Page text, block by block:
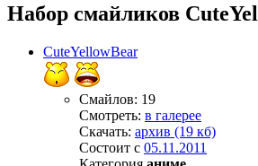
Набор смайликов
CuteYellowBear
Смайлов: 19
Смотреть: в галерее
Скачать: архив (19 кб)
Состоит с 05.11.2011